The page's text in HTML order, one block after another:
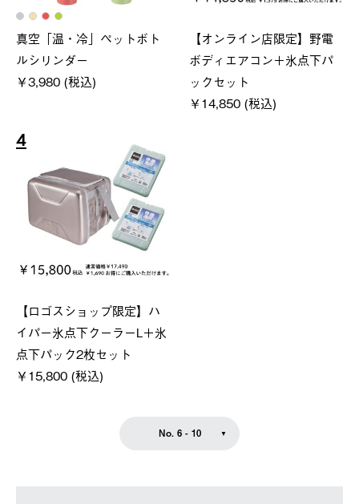
真空「温・冷」ペットボト
ルシリンダー
￥3,980 (税込)
【オンライン店限定】野電
ボディエアコン＋氷点下パ
ックセット
￥14,850 (税込)
4
【ロゴスショップ限定】ハ
イパー氷点下クーラーL＋氷
点下パック2枚セット
￥15,800 (税込)
No. 6 - 10